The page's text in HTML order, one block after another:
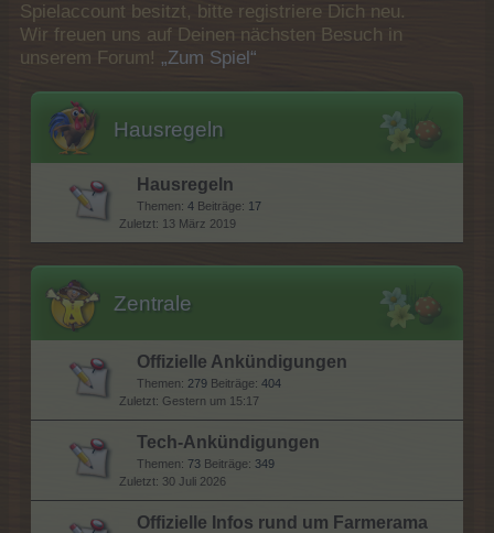
Spielaccount besitzt, bitte registriere Dich neu.
Wir freuen uns auf Deinen nächsten Besuch in
unserem Forum! „Zum Spiel“
Hausregeln
Hausregeln
Themen: 4 Beiträge: 17
13 März 2019
Zentrale
Offizielle Ankündigungen
Themen: 279 Beiträge: 404
Gestern um 15:17
Tech-Ankündigungen
Themen: 73 Beiträge: 349
30 Juli 2026
Offizielle Infos rund um Farmerama